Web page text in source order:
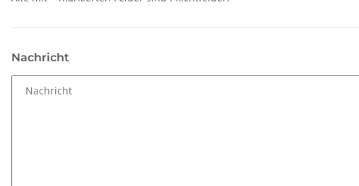
Nachricht
Nachricht